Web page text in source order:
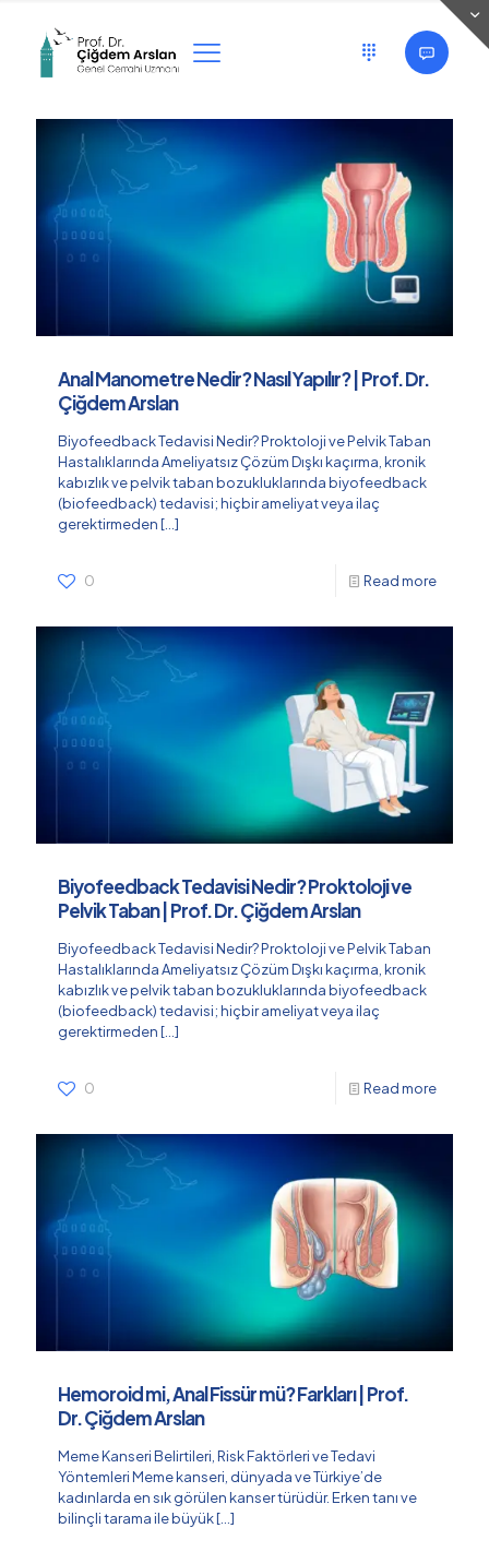
Categories Tags Show all
Anal Manometre Nedir? Nasıl Yapılır? | Prof. Dr.
Çiğdem Arslan
Biyofeedback Tedavisi Nedir? Proktoloji ve Pelvik Taban
Hastalıklarında Ameliyatsız Çözüm Dışkı kaçırma, kronik
kabızlık ve pelvik taban bozukluklarında biyofeedback
(biofeedback) tedavisi; hiçbir ameliyat veya ilaç
gerektirmeden[…]
0 Read more
Biyofeedback Tedavisi Nedir? Proktoloji ve
Pelvik Taban | Prof. Dr. Çiğdem Arslan
Biyofeedback Tedavisi Nedir? Proktoloji ve Pelvik Taban
Hastalıklarında Ameliyatsız Çözüm Dışkı kaçırma, kronik
kabızlık ve pelvik taban bozukluklarında biyofeedback
(biofeedback) tedavisi; hiçbir ameliyat veya ilaç
gerektirmeden[…]
0 Read more
Hemoroid mi, Anal Fissür mü? Farkları | Prof.
Dr. Çiğdem Arslan
Meme Kanseri Belirtileri, Risk Faktörleri ve Tedavi
Yöntemleri Meme kanseri, dünyada ve Türkiye’de
kadınlarda en sık görülen kanser türüdür. Erken tanı ve
bilinçli tarama ile büyük[…]